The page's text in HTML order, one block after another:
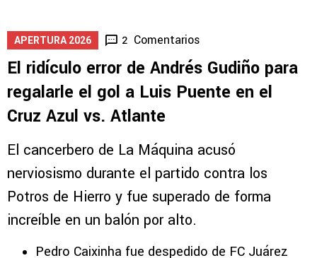
APERTURA 2026 2 Comentarios
El ridículo error de Andrés Gudiño para
regalarle el gol a Luis Puente en el
Cruz Azul vs. Atlante
El cancerbero de La Máquina acusó
nerviosismo durante el partido contra los
Potros de Hierro y fue superado de forma
increíble en un balón por alto.
Pedro Caixinha fue despedido de FC Juárez